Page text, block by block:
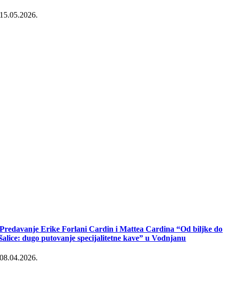
15.05.2026.
Predavanje Erike Forlani Cardin i Mattea Cardina “Od biljke do
šalice: dugo putovanje specijalitetne kave” u Vodnjanu
08.04.2026.